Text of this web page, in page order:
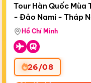
Còn19 ngày 05:29:45
Tour Hàn Quốc
- Đảo Nami - Tháp
Airways)
Hồ Chí Minh
26/08